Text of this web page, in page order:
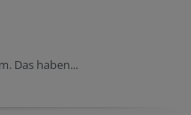
Das haben...